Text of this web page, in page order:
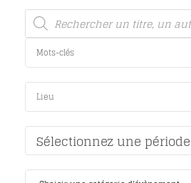
Sélectionnez une période